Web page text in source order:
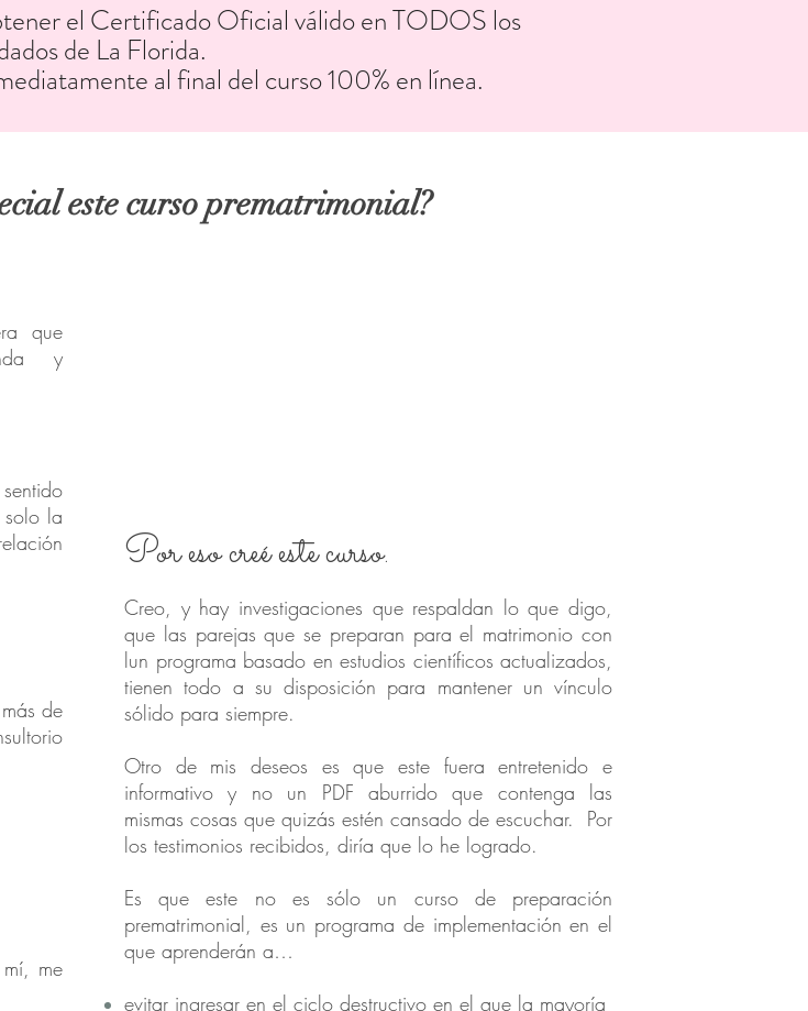
el Certificado Oficial válido en TODOS los
de La Florida.
al final del curso 100% en línea.
este curso prematrimonial?
que
y
la
de
me
Por eso creé este curso.
Creo, y hay investigaciones que respaldan lo que digo,
que las parejas que se preparan para el matrimonio con
lun programa basado en estudios científicos actualizados,
tienen todo a su disposición para mantener un vínculo
sólido para siempre.
Otro de mis deseos es que este fuera entretenido e
informativo y no un PDF aburrido que contenga las
mismas cosas que quizás estén cansado de escuchar. Por
los testimonios recibidos, diría que lo he logrado.
Es que este no es sólo un curso de preparación
prematrimonial, es un programa de implementación en el
que aprenderán a…
evitar ingresar en el ciclo destructivo en el que la mayoría